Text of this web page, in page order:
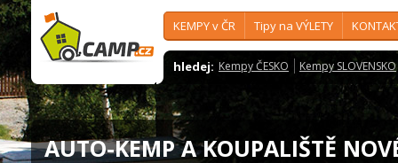
KEMPY v ČR Tipy na VÝLETY
hledej: Kempy ČESKO Kempy SLOVENSKO
AUTO-KEMP A KOUPALIŠTĚ